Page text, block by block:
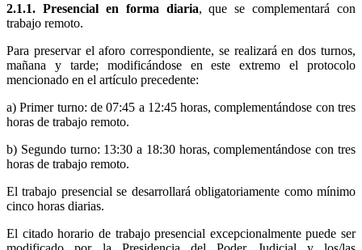
2.1.1. Presencial en forma diaria, que se complementará con
trabajo remoto.
Para preservar el aforo correspondiente, se realizará en dos turnos,
mañana y tarde; modificándose en este extremo el protocolo
mencionado en el artículo precedente:
a) Primer turno: de 07:45 a 12:45 horas, complementándose con tres
horas de trabajo remoto.
b) Segundo turno: 13:30 a 18:30 horas, complementándose con tres
horas de trabajo remoto.
El trabajo presencial se desarrollará obligatoriamente como mínimo
cinco horas diarias.
El citado horario de trabajo presencial excepcionalmente puede ser